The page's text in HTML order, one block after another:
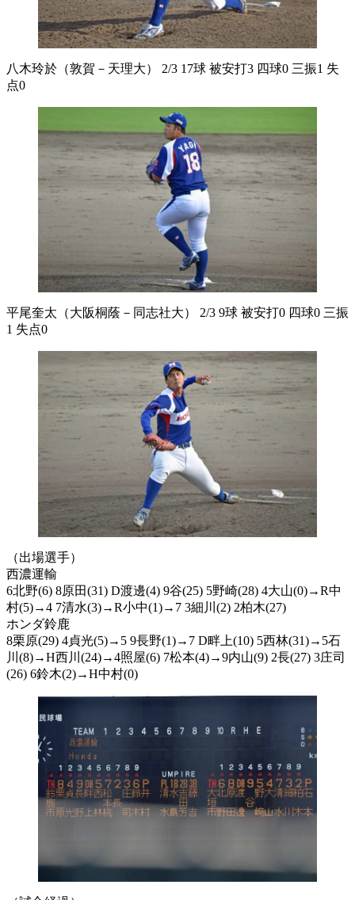
八木玲於（敦賀－天理大） 2/3 17球 被安打3 四球0 三振1 失
点0
平尾奎太（大阪桐蔭－同志社大） 2/3 9球 被安打0 四球0 三振
1 失点0
（出場選手）
西濃運輸
6北野(6) 8原田(31) D渡邊(4) 9谷(25) 5野崎(28) 4大山(0)→R中
村(5)→4 7清水(3)→R小中(1)→7 3細川(2) 2柏木(27)
ホンダ鈴鹿
8栗原(29) 4貞光(5)→5 9長野(1)→7 D畔上(10) 5西林(31)→5石
川(8)→H西川(24)→4照屋(6) 7松本(4)→9内山(9) 2長(27) 3庄司
(26) 6鈴木(2)→H中村(0)